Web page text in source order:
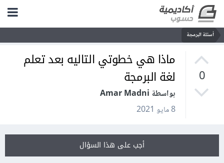
أسئلة البرمجة
0
ماذا هي خطوتي التاليه بعد تعلم
لغة البرمجة
بواسطة Amar Madni
8 مايو 2021
أجب على هذا السؤال